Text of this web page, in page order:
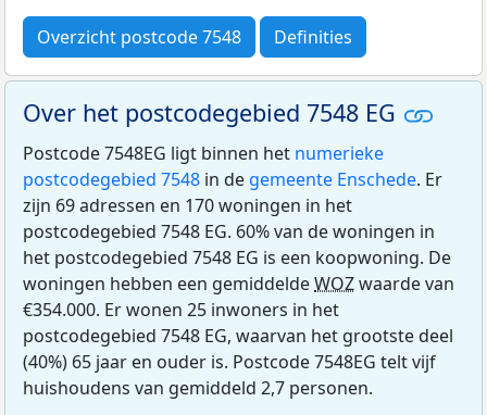
Overzicht postcode 7548 Definities
Over het postcodegebied 7548 EG
Postcode 7548EG ligt binnen het numerieke
postcodegebied 7548 in de gemeente Enschede. Er
zijn 69 adressen en 170 woningen in het
postcodegebied 7548 EG. 60% van de woningen in
het postcodegebied 7548 EG is een koopwoning. De
woningen hebben een gemiddeldeWOZwaarde van
€354.000. Er wonen 25 inwoners in het
postcodegebied 7548 EG, waarvan het grootste deel
(40%) 65 jaar en ouder is. Postcode 7548EG telt vijf
huishoudens van gemiddeld 2,7 personen.